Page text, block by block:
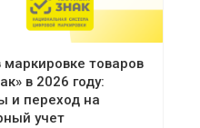
товаров
в 2026 году:
и переход на
учет